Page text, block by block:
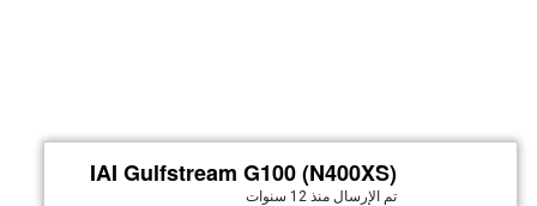
IAI Gulfstream G100 (N400XS)
تم الإرسال منذ 12 سنوات